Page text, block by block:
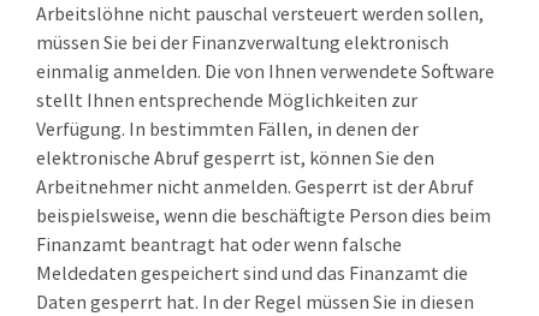
Arbeitslöhne nicht pauschal versteuert werden sollen,
müssen Sie bei der Finanzverwaltung elektronisch
einmalig anmelden. Die von Ihnen verwendete Software
stellt Ihnen entsprechende Möglichkeiten zur
Verfügung. In bestimmten Fällen, in denen der
elektronische Abruf gesperrt ist, können Sie den
Arbeitnehmer nicht anmelden. Gesperrt ist der Abruf
beispielsweise, wenn die beschäftigte Person dies beim
Finanzamt beantragt hat oder wenn falsche
Meldedaten gespeichert sind und das Finanzamt die
Daten gesperrt hat. In der Regel müssen Sie in diesen